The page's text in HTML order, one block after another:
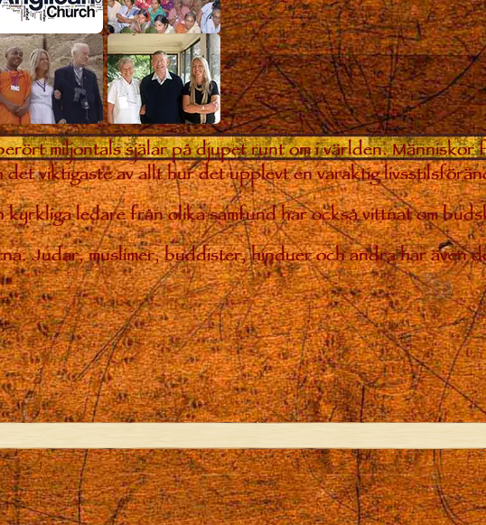
miljontals själar på djupet runt om i världen.
det viktigaste av allt hur det upplevt en varaktig
ledare från olika samfund har också vittnat om
Judar, muslimer, buddister, hinduer och andra har även